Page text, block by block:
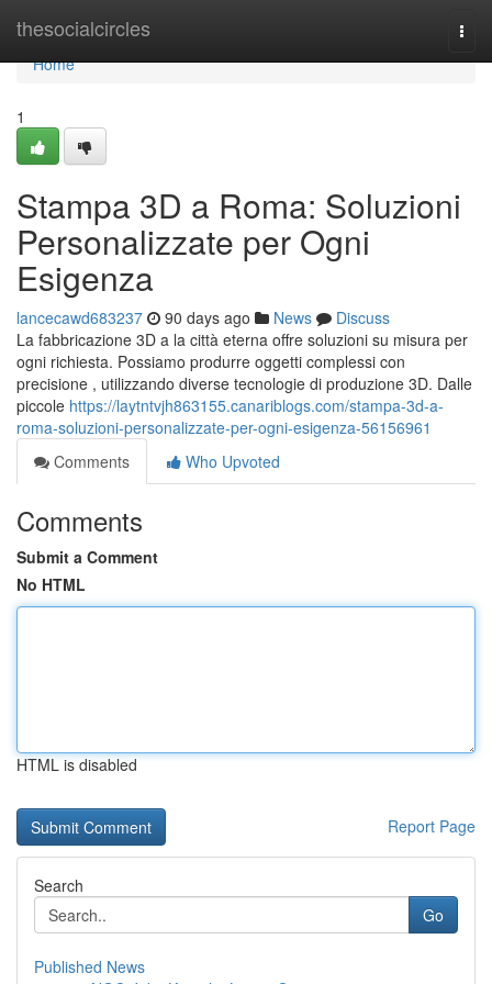
thesocialcircles
Home
Home
1
Stampa 3D a Roma: Soluzioni
Personalizzate per Ogni
Esigenza
lancecawd683237 90 days ago News
Discuss
La fabbricazione 3D a la città eterna offre soluzioni su misura per
ogni richiesta. Possiamo produrre oggetti complessi con
precisione , utilizzando diverse tecnologie di produzione 3D. Dalle
piccole https://laytntvjh863155.canariblogs.com/stampa-3d-a-
roma-soluzioni-personalizzate-per-ogni-esigenza-56156961
Comments
Who Upvoted
Comments
Submit a Comment
No HTML
HTML is disabled
Report Page
Search
Go
Published News